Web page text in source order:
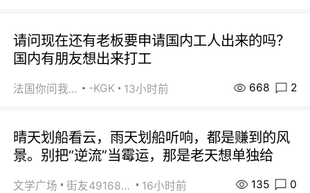
请问现在还有老板要申请国内工人出来的吗？
国内有朋友想出来打工
法国你问我答 -KGK 13小时前 668 2
晴天划船看云，雨天划船听响，都是赚到的风
景。别把“逆流”当霉运，那是老天想单独给
文学广场 街友49168527 16小时前 135 0